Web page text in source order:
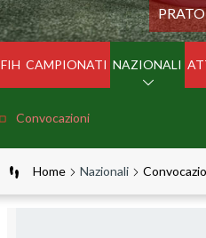
PRATO
FIH CAMPIONATI NAZIONALI
Convocazioni
Home Nazionali